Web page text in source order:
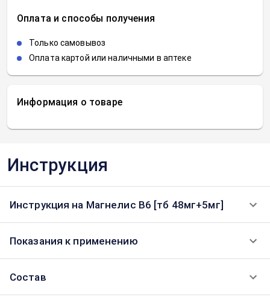
Информация о товаре
Оплата и способы получения
Только самовывоз
Оплата картой или наличными в аптеке
Инструкция
Инструкция на Магнелис В6 [тб 48мг+5мг]
Показания к применению
Состав